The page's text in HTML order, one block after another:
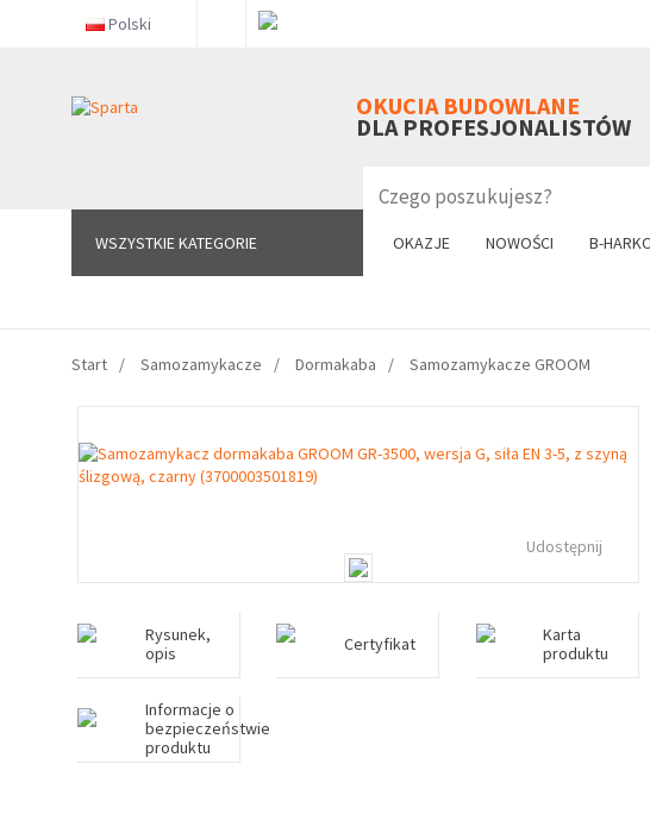
Polski
OKUCIA BUDOWLANE
DLA PROFESJONALISTÓW
WSZYSTKIE KATEGORIE OKAZJE NOWOŚCI B-
WSZYSTKIE KATEGORIE
Start Samozamykacze Dormakaba Samozamykacze GROOM
Udostępnij
Rysunek,
opis
Certyfikat
Karta
produktu
Informacje o
bezpieczeństwie
produktu